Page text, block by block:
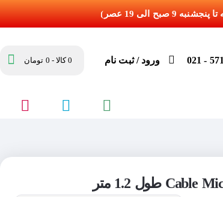
ورود / ثبت نام 0 کالا - 0 تومان